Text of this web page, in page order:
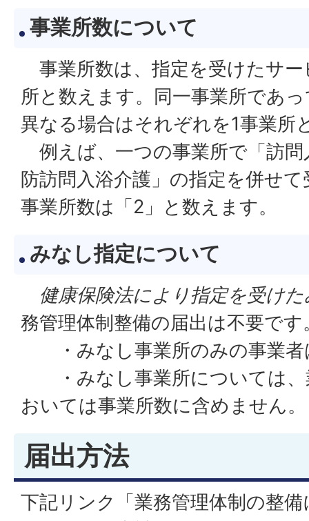
事業所数について
事業所数は、指定を受けたサー
所と数えます。同一事業所であ
異なる場合はそれぞれを1事業所
例えば、一つの事業所で「訪問
防訪問入浴介護」の指定を併せ
事業所数は「2」と数えます。
みなし指定について
健康保険法により指定を受け
務管理体制整備の届出は不要です
・みなし事業所のみの事業者
・みなし事業所については、
おいては事業所数に含めません。
届出方法
下記リンク「業務管理体制の整